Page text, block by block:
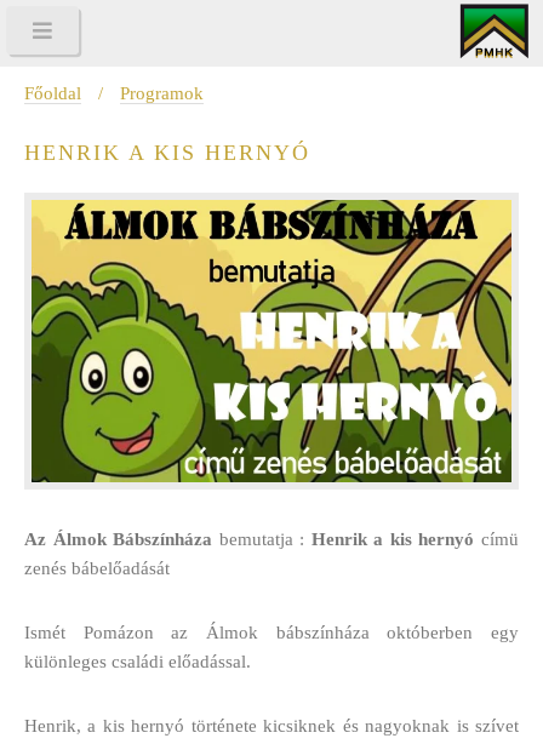
Főoldal / Programok
HENRIK A KIS HERNYÓ
Az Álmok Bábszínháza bemutatja : Henrik a kis hernyócímü
zenés bábelőadását
Ismét Pomázon az Álmok bábszínháza októberben egy
különleges családi előadással.
Henrik, a kis hernyó története kicsiknek és nagyoknak is szívet